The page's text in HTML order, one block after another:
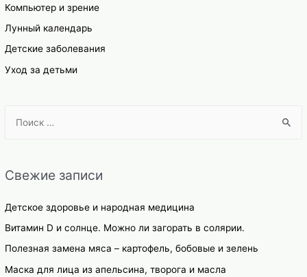
Компьютер и зрение
Лунный календарь
Детские заболевания
Уход за детьми
r
h
f
o
Свежие записи
Детское здоровье и народная медицина
Витамин D и солнце. Можно ли загорать в солярии.
Полезная замена мяса – картофель, бобовые и зелень
Маска для лица из апельсина, творога и масла